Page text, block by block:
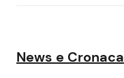
News e Cronaca